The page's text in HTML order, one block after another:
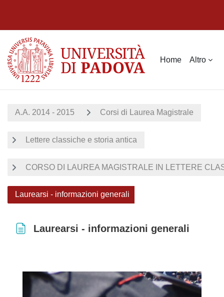
Home Altro
A.A. 2014 - 2015 Corsi di Laurea Magistrale
Lettere classiche e storia antica
CORSO DI LAUREA MAGISTRALE IN LETTERE
Laurearsi - informazioni generali
Laurearsi - informazioni generali